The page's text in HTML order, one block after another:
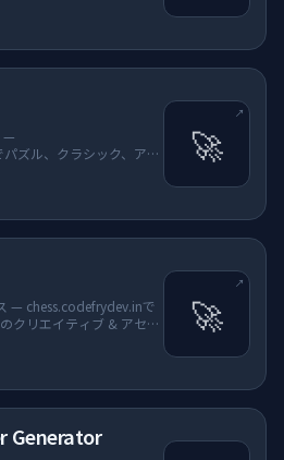
いタブで開く）
—
ズル、クラシック、アー
🚀
↗
開く）
— chess.codefrydev.inで
クリエイティブ & アセッ
🚀
↗
Generator